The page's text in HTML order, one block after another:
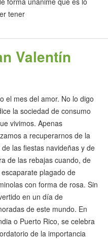
tener
Valentín
el mes del amor. No lo digo
la sociedad de consumo
vivimos. Apenas
a recuperarnos de la
de las fiestas navideñas y de
de las rebajas cuando, de
plagado de
con forma de rosa. Sin
en un día de
de este mundo. En
o Puerto Rico, se celebra
de la importancia